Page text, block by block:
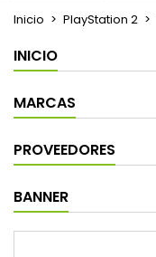
Inicio PlayStation 2
INICIO
MARCAS
PROVEEDORES
BANNER